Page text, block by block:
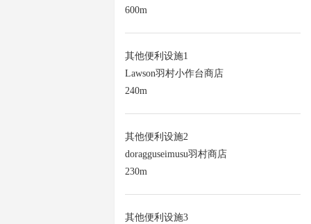
600m
其他便利设施1
Lawson羽村小作台商店
240m
其他便利设施2
doragguseimusu羽村商店
230m
其他便利设施3